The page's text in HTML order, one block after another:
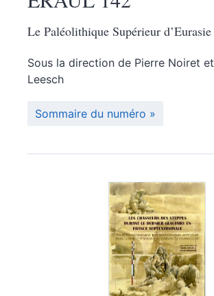
Le Paléolithique Supérieur d’Eurasie
Sous la direction de Pierre Noiret et
Leesch
Sommaire du numéro